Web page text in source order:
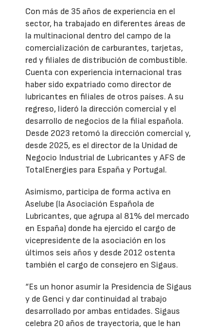
Con más de 35 años de experiencia en el
sector, ha trabajado en diferentes áreas de
la multinacional dentro del campo de la
comercialización de carburantes, tarjetas,
red y filiales de distribución de combustible.
Cuenta con experiencia internacional tras
haber sido expatriado como director de
lubricantes en filiales de otros países. A su
regreso, lideró la dirección comercial y el
desarrollo de negocios de la filial española.
Desde 2023 retomó la dirección comercial y,
desde 2025, es el director de la Unidad de
Negocio Industrial de Lubricantes y AFS de
TotalEnergies para España y Portugal.
Asimismo, participa de forma activa en
Aselube (la Asociación Española de
Lubricantes, que agrupa al 81% del mercado
en España) donde ha ejercido el cargo de
vicepresidente de la asociación en los
últimos seis años y desde 2012 ostenta
también el cargo de consejero en Sigaus.
“Es un honor asumir la Presidencia de Sigaus
y de Genci y dar continuidad al trabajo
desarrollado por ambas entidades. Sigaus
celebra 20 años de trayectoria, que le han